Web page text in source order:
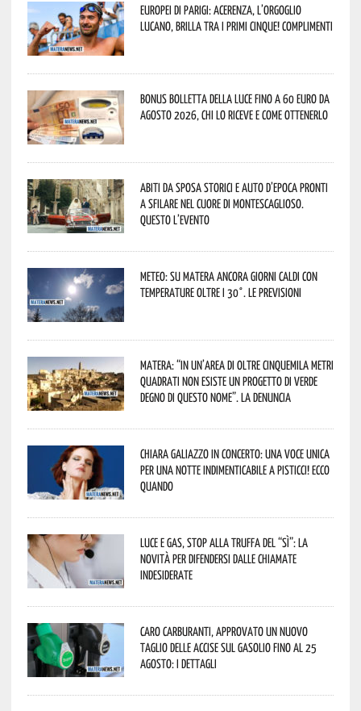
Europei di Parigi: Acerenza, l’orgoglio
lucano, brilla tra i primi cinque! Complimenti
Bonus bolletta della luce fino a 60 euro da
agosto 2026, chi lo riceve e come ottenerlo
Abiti da sposa storici e auto d’epoca pronti
a sfilare nel cuore di Montescaglioso.
Questo l’evento
Meteo: su Matera ancora giorni caldi con
temperature oltre i 30°. Le previsioni
Matera: “In un’area di oltre cinquemila metri
quadrati non esiste un progetto di verde
degno di questo nome”. La denuncia
Chiara Galiazzo in concerto: una voce unica
per una notte indimenticabile a Pisticci! Ecco
quando
Luce e gas, stop alla truffa del “Sì”: la
novità per difendersi dalle chiamate
indesiderate
Caro carburanti, approvato un nuovo
taglio delle accise sul gasolio fino al 25
agosto: i dettagli